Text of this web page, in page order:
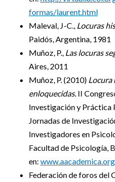
formas/laurent.html
Maleval, J-C., Locuras
Paidós, Argentina, 1981
Muñoz, P., Las locuras
Aires, 2011
Muñoz, P. (2010) Locura
enloquecidas.II
Investigación y Práctica
Jornadas de
Investigadores en
Facultad de Psicología,
en:
Federación de foros del